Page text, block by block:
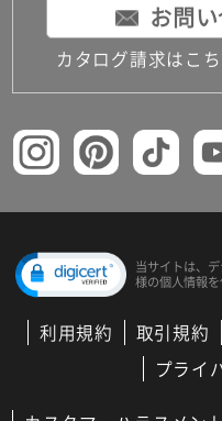
お問
カタログ請求はこ
当サイトは、
様の個人情報を
利用規約 取引規約
プライ